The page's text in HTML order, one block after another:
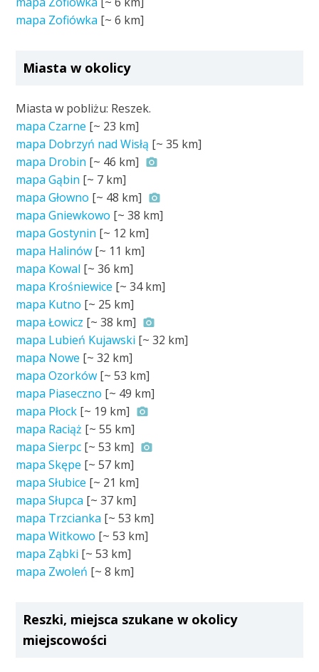
mapa Zofiówka [~6 km]
Miasta w okolicy
Miasta w pobliżu: Reszek.
mapa Czarne [~ 23 km]
mapa Dobrzyń nad Wisłą [~35 km]
mapa Drobin [~ 46 km]
mapa Gąbin [~ 7 km]
mapa Głowno [~ 48 km]
mapa Gniewkowo [~38 km]
mapa Gostynin [~ 12 km]
mapa Halinów [~ 11 km]
mapa Kowal [~36 km]
mapa Krośniewice [~34 km]
mapa Kutno [~ 25 km]
mapa Łowicz [~38 km]
mapa Lubień Kujawski [~32 km]
mapa Nowe [~32 km]
mapa Ozorków [~53 km]
mapa Piaseczno [~ 49 km]
mapa Płock [~ 19 km]
mapa Raciąż [~55 km]
mapa Sierpc [~53 km]
mapa Skępe [~57 km]
mapa Słubice [~ 21 km]
mapa Słupca [~37 km]
mapa Trzcianka [~53 km]
mapa Witkowo [~53 km]
mapa Ząbki [~53 km]
mapa Zwoleń [~8 km]
Reszki, miejsca szukane w okolicy
miejscowości